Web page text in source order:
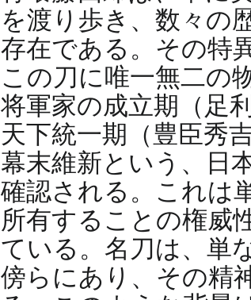
を渡り歩き、数々の
存在である。その特
この刀に唯一無二の
将軍家の成立期（足
天下統一期（豊臣秀
幕末維新という、日
確認される。これは
所有することの権威
ている。名刀は、単
傍らにあり、その精